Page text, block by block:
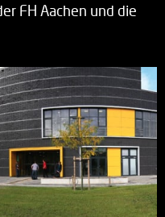
FH Aachen und die